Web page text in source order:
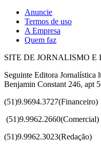
Anuncie
Termos de uso
A Empresa
Quem faz
SITE DE JORNALISMO E
Seguinte Editora Jornalística
Benjamin Constant 246, apt
(51)9.9694.3727(Financeiro)
(51)9.9962.2660(Comercial)
(51)9.9962.3023(Redação)